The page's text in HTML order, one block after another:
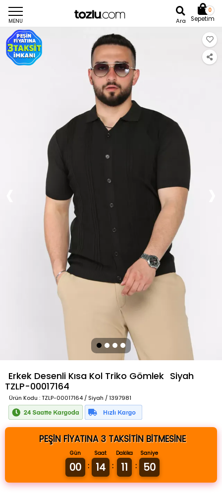
MENU Ara
0
Sepetim
Erkek Desenli Kısa Kol Triko Gömlek Siyah
TZLP-00017164
Ürün Kodu : TZLP-00017164 / Siyah / 1397981
PEŞİN FİYATINA 3 TAKSİTİN BİTMESİNE
Gün
00 :
Saat
14 :
Dakika
11 :
Saniye
50